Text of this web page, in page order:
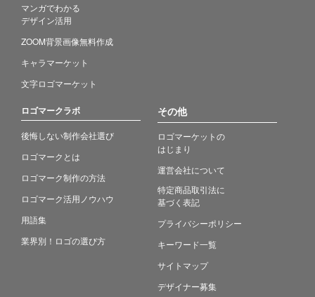
マンガでわかる
デザイン活用
ZOOM背景画像無料作成
キャラマーケット
文字ロゴマーケット
ロゴマークラボ
後悔しない制作会社選び
ロゴマークとは
ロゴマーク制作の方法
ロゴマーク活用ノウハウ
用語集
業界別！ロゴの選び方
その他
ロゴマーケットの
はじまり
運営会社について
特定商品取引法に
基づく表記
プライバシーポリシー
キーワード一覧
サイトマップ
デザイナー募集